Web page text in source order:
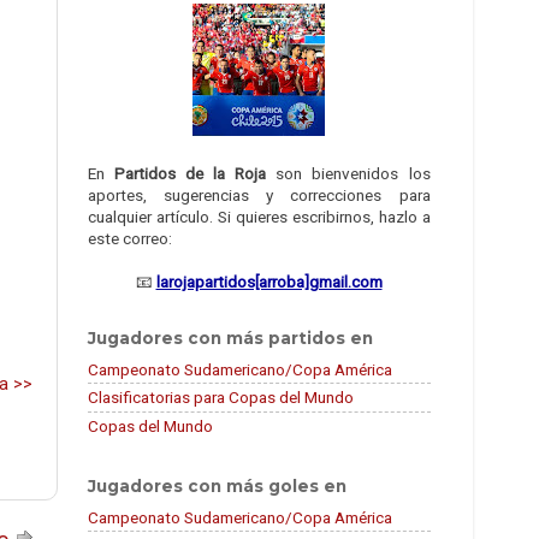
>>
En Partidos de la Roja son bienvenidos los
aportes, sugerencias y correcciones para
cualquier artículo. Si quieres escribirnos, hazlo a
este correo:
📧 larojapartidos[arroba]gmail.com
Jugadores con más partidos en
Campeonato Sudamericano/Copa América
Clasificatorias para Copas del Mundo
Copas del Mundo
Jugadores con más goles en
Campeonato Sudamericano/Copa América